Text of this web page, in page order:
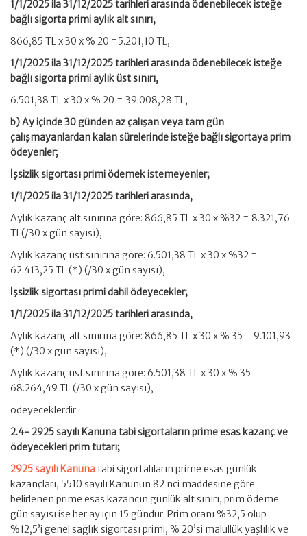
1/1/2025 ila 31/12/2025 tarihleri arasında ödenebilecek isteğe
bağlı sigorta primi aylık alt sınırı,
866,85 TL x 30 x % 20 =5.201,10 TL,
1/1/2025 ila 31/12/2025 tarihleri arasında ödenebilecek isteğe
bağlı sigorta primi aylık üst sınırı,
6.501,38 TL x 30 x % 20 = 39.008,28 TL,
b) Ay içinde 30 günden az çalışan veya tam gün
çalışmayanlardan kalan sürelerinde isteğe bağlı sigortaya prim
ödeyenler;
İşsizlik sigortası primi ödemek istemeyenler;
1/1/2025 ila 31/12/2025 tarihleri arasında,
Aylık kazanç alt sınırına göre: 866,85 TL x 30 x %32 = 8.321,76
TL(/30 x gün sayısı),
Aylık kazanç üst sınırına göre: 6.501,38 TL x 30 x %32 =
62.413,25 TL (*) (/30 x gün sayısı),
İşsizlik sigortası primi dahil ödeyecekler;
1/1/2025 ila 31/12/2025 tarihleri arasında,
Aylık kazanç alt sınırına göre: 866,85 TL x 30 x % 35 = 9.101,93
(*) (/30 x gün sayısı),
Aylık kazanç üst sınırına göre: 6.501,38 TL x 30 x % 35 =
68.264,49 TL (/30 x gün sayısı),
ödeyeceklerdir.
2.4- 2925 sayılı Kanuna tabi sigortaların prime esas kazanç ve
ödeyecekleri prim tutarı;
2925 sayılı Kanunatabi sigortalıların prime esas günlük
kazançları, 5510 sayılı Kanunun 82 nci maddesine göre
belirlenen prime esas kazancın günlük alt sınırı, prim ödeme
gün sayısı ise her ay için 15 gündür. Prim oranı %32,5 olup
%12,5’i genel sağlık sigortası primi, % 20’si malullük yaşlılık ve